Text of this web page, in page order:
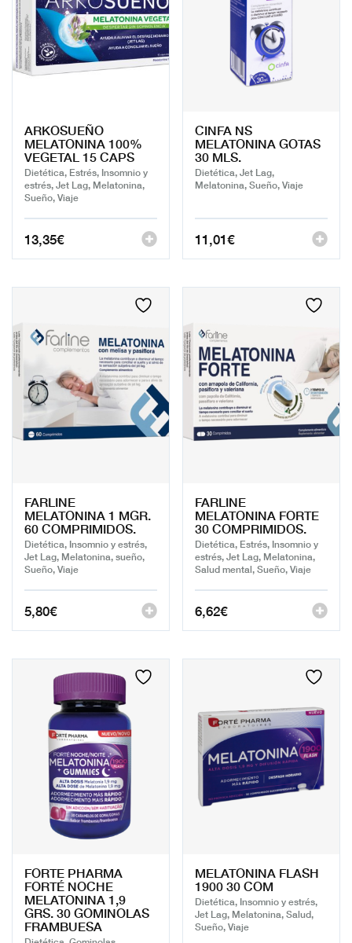
ARKOSUEÑO
MELATONINA 100%
VEGETAL 15 CAPS
Dietética, Estrés, Insomnio y
estrés, Jet Lag, Melatonina,
Sueño, Viaje
13,35€
CINFA NS
MELATONINA GOTAS
30 MLS.
Dietética, Jet Lag,
Melatonina, Sueño, Viaje
11,01€
FARLINE
MELATONINA 1 MGR.
60 COMPRIMIDOS.
Dietética, Insomnio y estrés,
Jet Lag, Melatonina, sueño,
Sueño, Viaje
5,80€
FARLINE
MELATONINA FORTE
30 COMPRIMIDOS.
Dietética, Estrés, Insomnio y
estrés, Jet Lag, Melatonina,
Salud mental, Sueño, Viaje
6,62€
FORTE PHARMA
FORTÉ NOCHE
MELATONINA 1,9
GRS. 30 GOMINOLAS
FRAMBUESA
MELATONINA FLASH
1900 30 COM
Dietética, Insomnio y estrés,
Jet Lag, Melatonina, Salud,
Sueño, Viaje